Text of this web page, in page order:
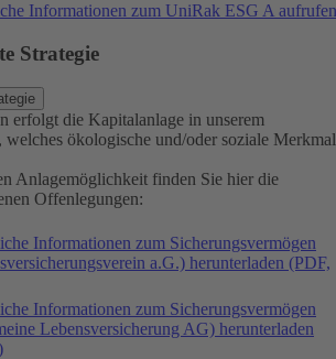
Informationen zum UniRak ESG A aufrufen
Strategie
erfolgt die Kapitalanlage in unserem
welches ökologische und/oder soziale
Anlagemöglichkeit finden Sie hier die
Offenlegungen:
Informationen zum Sicherungsvermögen
a.G.) herunterladen (PDF,
Informationen zum Sicherungsvermögen
Lebensversicherung AG) herunterladen